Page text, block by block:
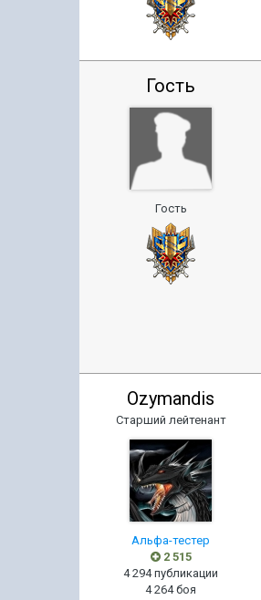
Гость
Гость
Ozymandis
Старший лейтенант
Альфа-тестер
2 515
4 294 публикации
4 264 боя